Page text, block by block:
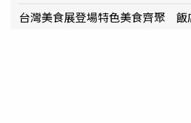
台灣美食展登場特色美食齊聚 飯